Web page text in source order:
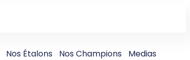
Nos Étalons Nos Champions
Medias